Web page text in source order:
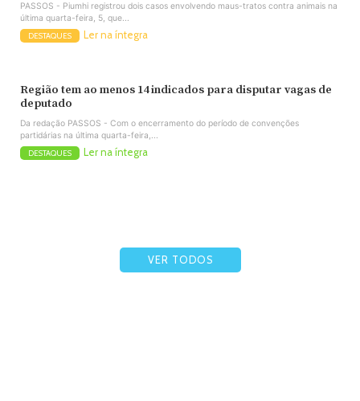
PASSOS - Piumhi registrou dois casos envolvendo maus-tratos contra animais na
última quarta-feira, 5, que...
DESTAQUES Ler na íntegra
Região tem ao menos 14 indicados para disputar vagas de
deputado
Da redação PASSOS - Com o encerramento do período de convenções
partidárias na última quarta-feira,...
DESTAQUES Ler na íntegra
VER TODOS